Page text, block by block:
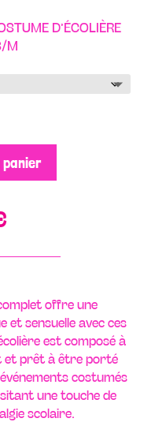
D’ÉCOLIÈRE
M
offre une
sensuelle avec ces
est composé à
et prêt à être porté
costumés
une touche de
scolaire.